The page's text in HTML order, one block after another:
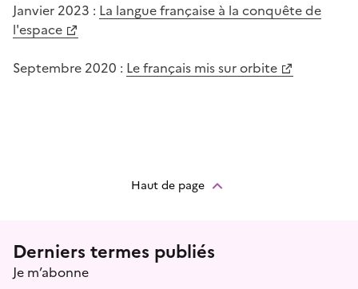
Janvier 2023 : La langue française à la conquête de
l'espace
Septembre 2020 : Le français mis sur orbite
Haut de page
Menu prefooter
Derniers termes publiés
Je m’abonne